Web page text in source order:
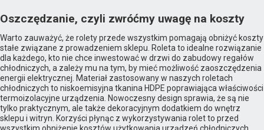
Oszczędzanie, czyli zwróćmy uwagę na koszty
Warto zauważyć, że rolety przede wszystkim pomagają obniżyć koszty
stałe związane z prowadzeniem sklepu. Roleta to idealne rozwiązanie
dla każdego, kto nie chce inwestować w drzwi do zabudowy regałów
chłodniczych, a zależy mu na tym, by mieć możliwość zaoszczędzenia
energii elektrycznej. Materiał zastosowany w naszych roletach
chłodniczych to niskoemisyjna tkanina HDPE poprawiająca właściwości
termoizolacyjne urządzenia. Nowoczesny design sprawia, że są nie
tylko praktycznym, ale także dekoracyjnym dodatkiem do wnętrz
sklepu i witryn. Korzyści płynąc z wykorzystywania rolet to przed